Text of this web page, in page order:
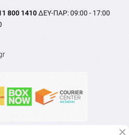
800 1410ΔΕΥ-ΠΑΡ: 09:00 - 17:00